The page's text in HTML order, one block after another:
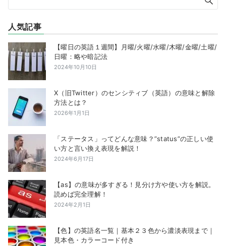
人気記事
【曜日の英語１週間】月曜/火曜/水曜/木曜/金曜/土曜/
日曜：略や暗記法
2024年10月10日
X（旧Twitter）のセンシティブ（英語）の意味と解除
方法とは？
2026年1月1日
「ステータス」ってどんな意味？”status”の正しい使
い方と言い換え表現を解説！
2024年6月17日
【as】の意味が多すぎる！見分け方や使い方を解説。
読めば完全理解！
2024年2月1日
【色】の英語名一覧｜基本２３色から濃淡表現まで｜
見本色・カラーコード付き